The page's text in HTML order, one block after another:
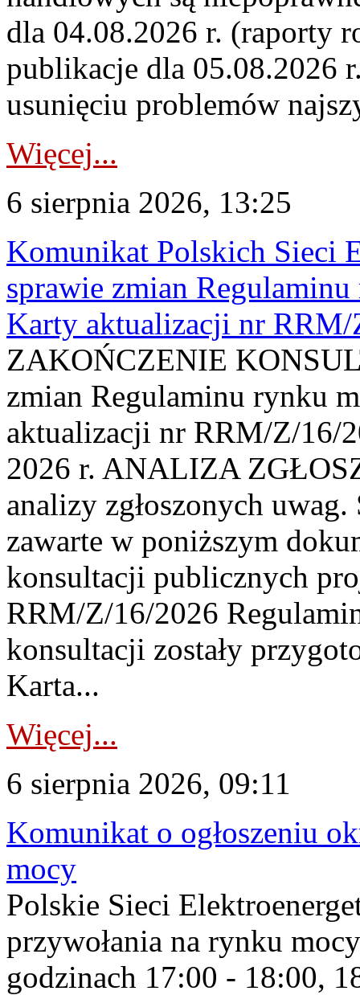
dla 04.08.2026 r. (raporty
publikacje dla 05.08.2026
usunięciu problemów
Więcej...
6 sierpnia 2026, 13:25
Komunikat Polskich Sieci
sprawie zmian
Karty aktualizacji nr
ZAKOŃCZENIE
zmian Regulaminu rynku
aktualizacji nr RRM/Z/16/
2026 r. ANALIZA
analizy zgłoszonych
zawarte w poniższym
konsultacji publicznych
RRM/Z/16/2026
konsultacji zostały
Karta...
Więcej...
6 sierpnia 2026, 09:11
Komunikat o ogłoszeniu
mocy
Polskie Sieci
przywołania na rynku
godzinach 17:00 - 18:00,